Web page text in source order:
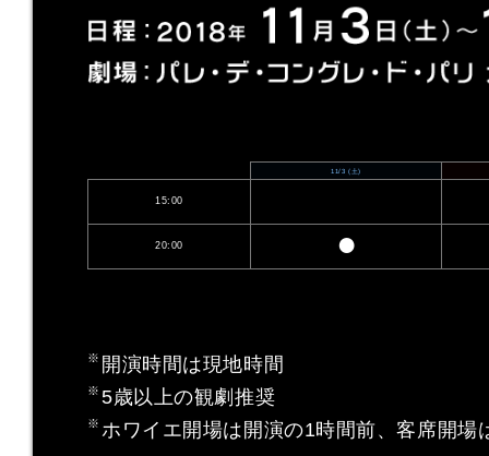
11/3 (土)
15:00
20:00 ●
開演時間は現地時間
5歳以上の観劇推奨
ホワイエ開場は開演の1時間前、客席開場